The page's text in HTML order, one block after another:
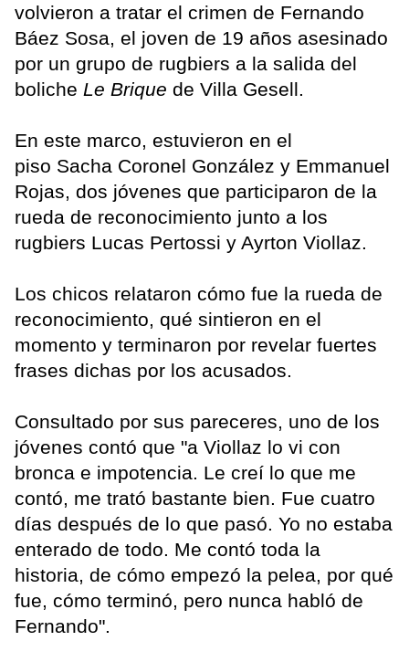
volvieron a tratar el crimen de Fernando
Báez Sosa, el joven de 19 años asesinado
por un grupo de rugbiers a la salida del
boliche Le Brique de Villa Gesell.
En este marco, estuvieron en el
piso Sacha Coronel González y Emmanuel
Rojas, dos jóvenes que participaron de la
rueda de reconocimiento junto a los
rugbiers Lucas Pertossi y Ayrton Viollaz.
Los chicos relataron cómo fue la rueda de
reconocimiento, qué sintieron en el
momento y terminaron por revelar fuertes
frases dichas por los acusados.
Consultado por sus pareceres, uno de los
jóvenes contó que "a Viollaz lo vi con
bronca e impotencia. Le creí lo que me
contó, me trató bastante bien. Fue cuatro
días después de lo que pasó. Yo no estaba
enterado de todo. Me contó toda la
historia, de cómo empezó la pelea, por qué
fue, cómo terminó, pero nunca habló de
Fernando".